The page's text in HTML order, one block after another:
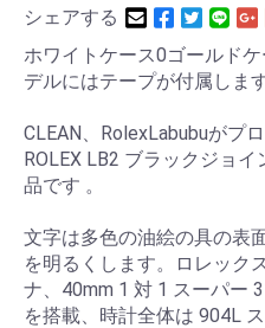
シェアする
ホワイトケース0ゴールド
デルにはテープが付属します
CLEAN、RolexLabubuがプ
ROLEX LB2 ブラックジョ
品です 。
文字は多色の油絵の具の表
を明るくします。ロレック
ナ、40mm 1 対 1 スーパー
を搭載、時計全体は 904L